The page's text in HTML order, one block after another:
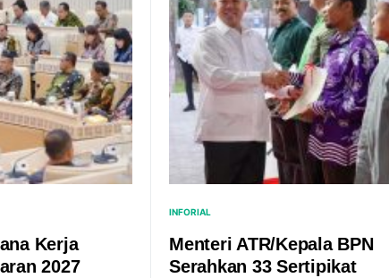
Kerja
2027
INFORIAL
Menteri ATR/Kepala BPN
Serahkan 33 Sertipikat